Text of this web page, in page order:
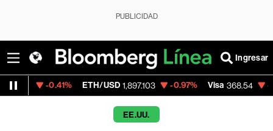
PUBLICIDAD
Ingresar
ETH/USD 1,897.103 -0.97% Visa 368.54 -0.28%
EE.UU.